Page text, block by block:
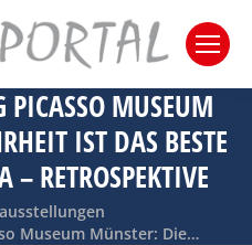
PICASSO MUSEUM
IST DAS BESTE
– RETROSPEKTIVE
Museum Münster: Die…